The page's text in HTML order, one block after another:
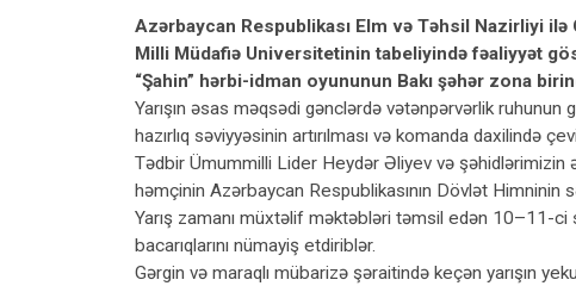
Azərbaycan Respublikası Elm və Təhsil Nazirliyi ilə
Milli Müdafiə Universitetinin tabeliyində fəaliyyət
“Şahin” hərbi-idman oyununun Bakı şəhər zona
Yarışın əsas məqsədi gənclərdə vətənpərvərlik ruhunun
hazırlıq səviyyəsinin artırılması və komanda daxilində
Tədbir Ümummilli Lider Heydər Əliyev və şəhidlərimizin
həmçinin Azərbaycan Respublikasının Dövlət Himninin
Yarış zamanı müxtəlif məktəbləri təmsil edən 10–11-ci
bacarıqlarını nümayiş etdiriblər.
Gərgin və maraqlı mübarizə şəraitində keçən yarışın